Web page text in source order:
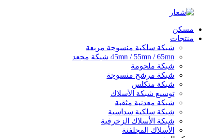
مسكن
منتجات
شبكة سلكية منسوجة مربعة
45mn / 55mn / 65mn شبكة مجعد
شبكة ملحومة
شبكة مرشح منسوجة
شبكة متكلس
توسيع شبكة الأسلاك
شبكة معدنية مثقبة
شبكة سلكية سداسية
شبكة الأسلاك الزخرفية
الأسلاك المجلفنة